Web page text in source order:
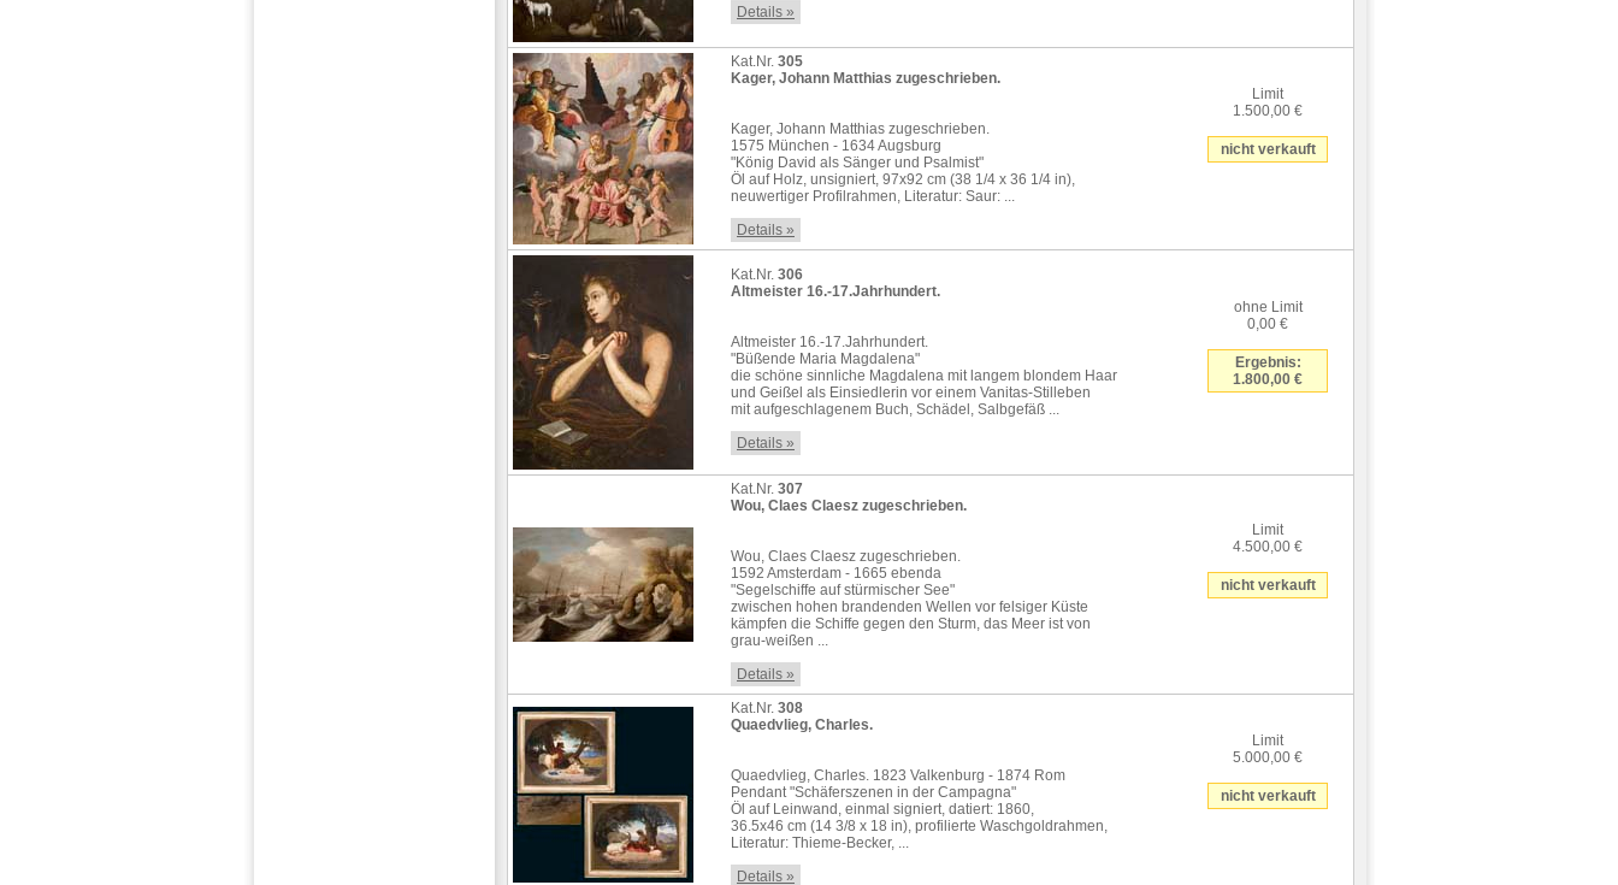
Details »
Kat.Nr. 305
Kager, Johann Matthias zugeschrieben.
Kager, Johann Matthias zugeschrieben.
1575 München - 1634 Augsburg
"König David als Sänger und Psalmist"
Öl auf Holz, unsigniert, 97x92 cm (38 1/4 x 36 1/4 in),
neuwertiger Profilrahmen, Literatur: Saur: ...
Details »
Limit
1.500,00 €
nicht verkauft
Kat.Nr. 306
Altmeister 16.-17.Jahrhundert.
Altmeister 16.-17.Jahrhundert.
"Büßende Maria Magdalena"
die schöne sinnliche Magdalena mit langem blondem Haar
und Geißel als Einsiedlerin vor einem Vanitas-Stilleben
mit aufgeschlagenem Buch, Schädel, Salbgefäß ...
Details »
ohne Limit
0,00 €
Ergebnis:
1.800,00 €
Kat.Nr. 307
Wou, Claes Claesz zugeschrieben.
Wou, Claes Claesz zugeschrieben.
1592 Amsterdam - 1665 ebenda
"Segelschiffe auf stürmischer See"
zwischen hohen brandenden Wellen vor felsiger Küste
kämpfen die Schiffe gegen den Sturm, das Meer ist von
grau-weißen ...
Details »
Limit
4.500,00 €
nicht verkauft
Kat.Nr. 308
Quaedvlieg, Charles.
Quaedvlieg, Charles. 1823 Valkenburg - 1874 Rom
Pendant "Schäferszenen in der Campagna"
Öl auf Leinwand, einmal signiert, datiert: 1860,
36.5x46 cm (14 3/8 x 18 in), profilierte Waschgoldrahmen,
Literatur: Thieme-Becker, ...
Details »
Limit
5.000,00 €
nicht verkauft